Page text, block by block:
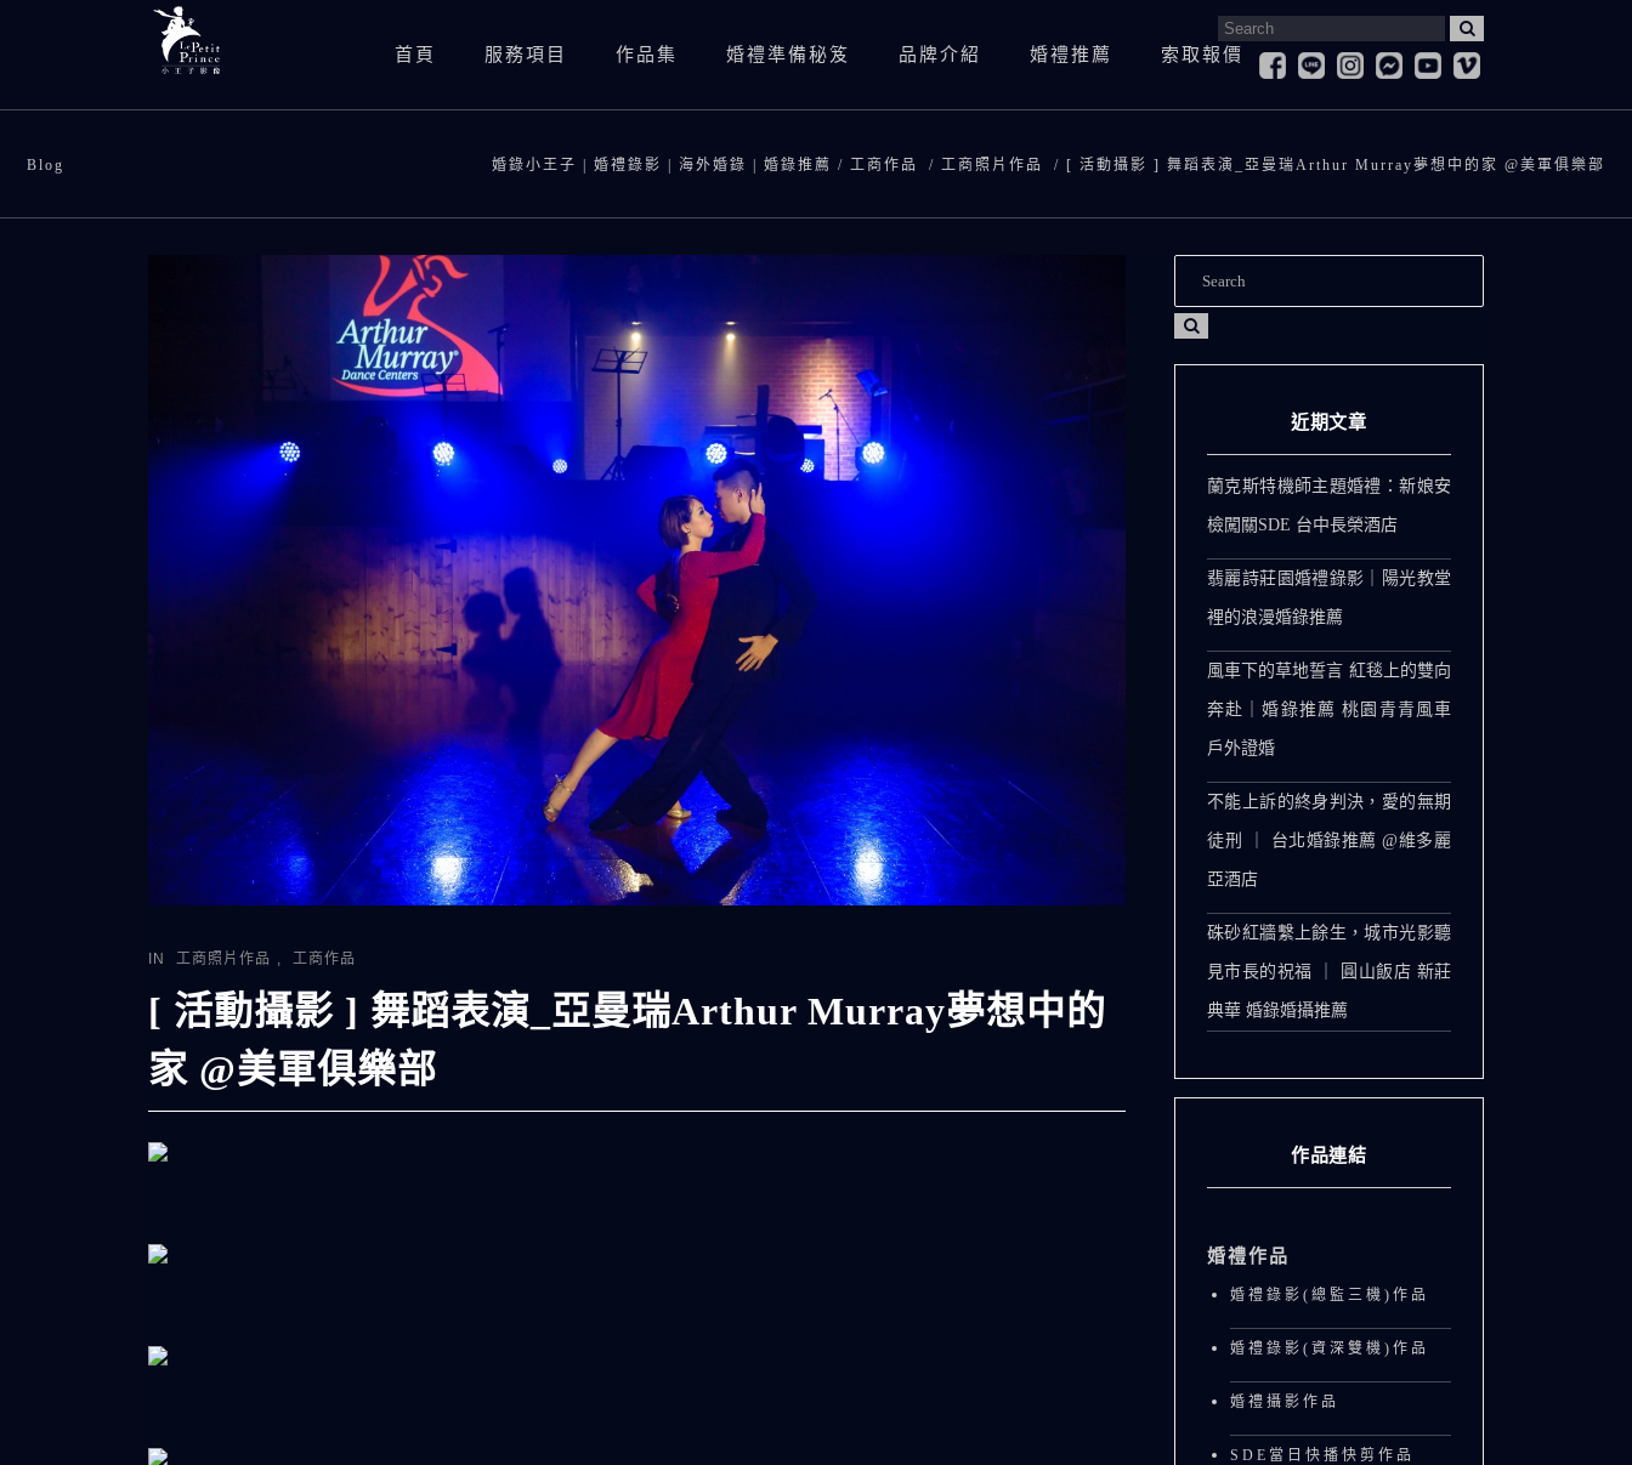
首頁 服務項目 作品集
婚禮錄影(總監三機)
婚禮錄影(資深雙機)
SDE當日快剪快播
婚紗照
婚紗側錄
孕婦寫真
兒童寫真
婚禮準備秘笈 品牌介紹 婚禮推薦 索取報價
Search
for:
婚禮錄影(總監三機) 婚紗照
孕婦寫真
兒童寫真
求
訪
Blog 婚錄小王子 | 婚禮錄影 | 海外婚錄 | 婚錄推薦 / 工商作品 / 工商照片作品 / [ 活動攝影 ] 舞蹈表演_亞曼瑞Arthur Murray夢想中的家 @美軍俱樂部
IN 工商照片作品 工商作品
[ 活動攝影 ] 舞蹈表演_亞曼瑞Arthur Murray夢想中的
家 @美軍俱樂部
近期文章
蘭克斯特機師主題婚禮：新娘安
檢闖關SDE 台中長榮酒店
翡麗詩莊園婚禮錄影｜陽光教堂
裡的浪漫婚錄推薦
風車下的草地誓言 紅毯上的雙向
奔赴｜婚錄推薦 桃園青青風車
戶外證婚
不能上訴的終身判決，愛的無期
徒刑 ｜ 台北婚錄推薦 @維多麗
亞酒店
硃砂紅牆繫上餘生，城市光影聽
見市長的祝福 ｜ 圓山飯店 新莊
典華 婚錄婚攝推薦
作品連結
婚禮作品
婚禮錄影(總監三機)作品
婚禮錄影(資深雙機)作品
婚禮攝影作品
SDE當日快播快剪作品